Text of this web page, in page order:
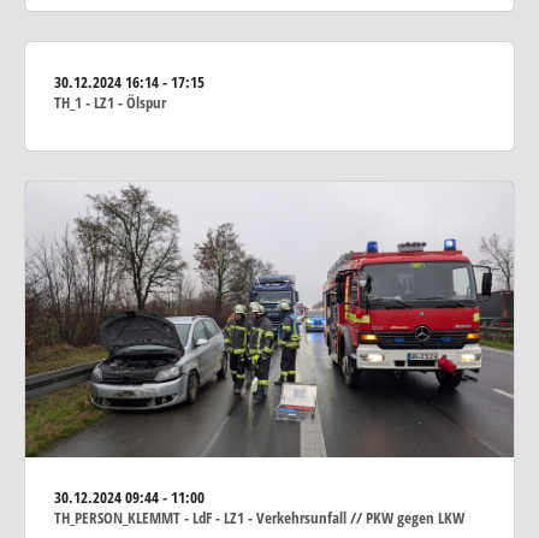
30.12.202416:14 - 17:15
TH_1 - LZ1 - Ölspur
30.12.202409:44 - 11:00
TH_PERSON_KLEMMT - LdF - LZ1 - Verkehrsunfall // PKW gegen LKW